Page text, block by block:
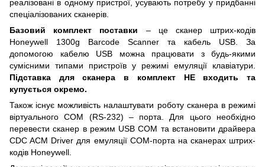
реалізовані в одному пристрої, усувають потребу у придбанні
спеціалізованих сканерів.
Базовий комплект поставки – це сканер штрих-кодів
Honeywell 1300g Barcode Scanner та кабель USB. За
допомогою кабелю USB можна працювати з будь-якими
сумісними типами пристроїв у режимі емуляції клавіатури.
Підставка для сканера в комплект НЕ входить та
купується окремо.
Також існує можливість налаштувати роботу сканера в режимі
віртуального COM (RS-232) – порта. Для цього необхідно
перевести сканер в режим USB COM та встановити драйвера
CDC ACM Driver для емуляції COM-порта на сканерах штрих-
кодів Honeywell.